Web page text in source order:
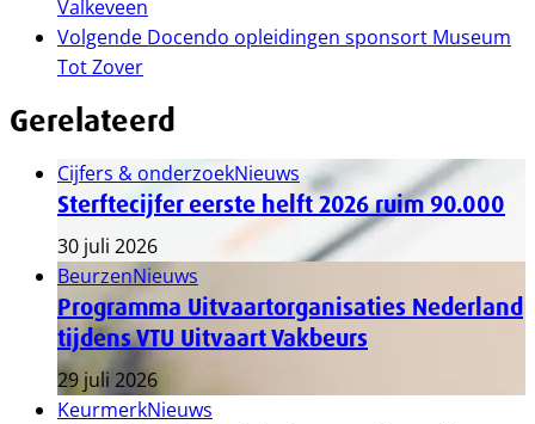
Valkeveen
Volgende Docendo opleidingen sponsort Museum
Tot Zover
Gerelateerd
Cijfers & onderzoekNieuws
Sterftecijfer eerste helft 2026 ruim 90.000
30 juli 2026
BeurzenNieuws
Programma Uitvaartorganisaties Nederland
tijdens VTU Uitvaart Vakbeurs
29 juli 2026
KeurmerkNieuws